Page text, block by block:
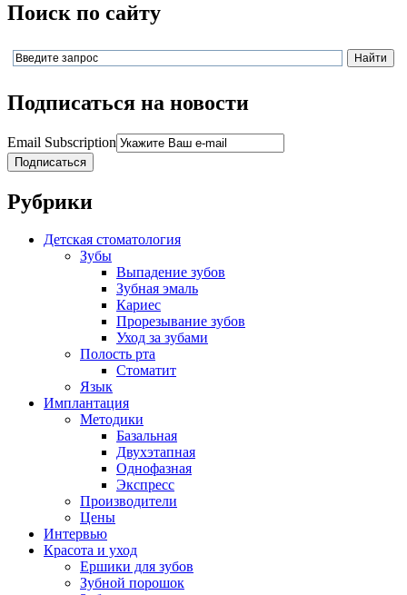
Поиск по сайту
Подписаться на новости
Email Subscription
Подписаться
Рубрики
Детская стоматология
Зубы
Выпадение зубов
Зубная эмаль
Кариес
Прорезывание зубов
Уход за зубами
Полость рта
Стоматит
Язык
Имплантация
Методики
Базальная
Двухэтапная
Однофазная
Экспресс
Производители
Цены
Интервью
Красота и уход
Ершики для зубов
Зубной порошок